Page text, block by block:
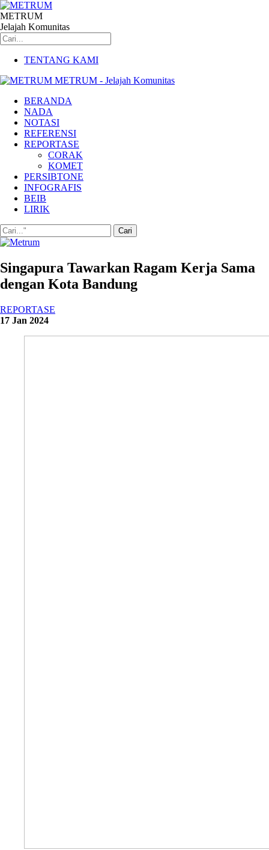
METRUM
Jelajah Komunitas
TENTANG KAMI
METRUM - Jelajah Komunitas
BERANDA
NADA
NOTASI
REFERENSI
REPORTASE
CORAK
KOMET
PERSIBTONE
INFOGRAFIS
BEIB
LIRIK
Singapura Tawarkan Ragam Kerja Sama
dengan Kota Bandung
REPORTASE
17 Jan 2024